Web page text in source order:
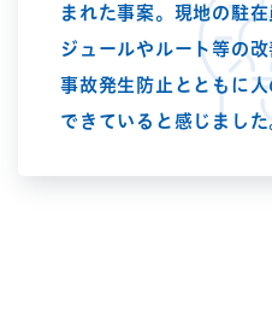
まれた事案。現地の駐
ジュールやルート等の
事故発生防止とともに
できていると感じまし